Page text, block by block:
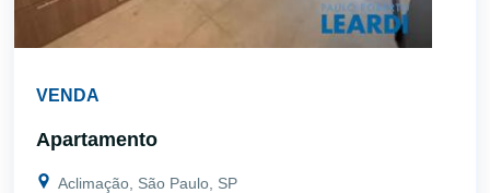
VENDA
Apartamento
Aclimação, São Paulo, SP